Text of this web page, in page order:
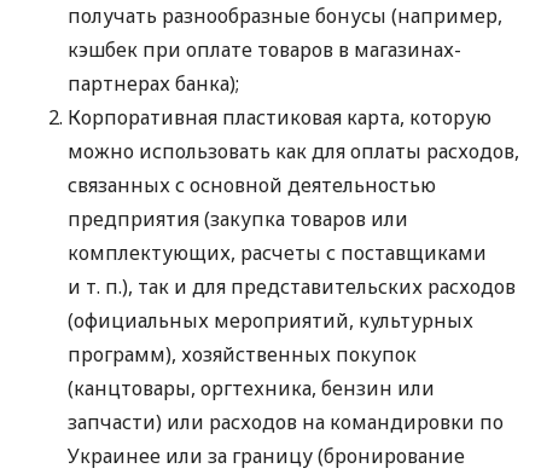
получать разнообразные бонусы (например,
кэшбек при оплате товаров в магазинах-
партнерах банка);
Корпоративная пластиковая карта, которую
можно использовать как для оплаты расходов,
связанных с основной деятельностью
предприятия (закупка товаров или
комплектующих, расчеты с поставщиками
и т. п.), так и для представительских расходов
(официальных мероприятий, культурных
программ), хозяйственных покупок
(канцтовары, оргтехника, бензин или
запчасти) или расходов на командировки по
Украинее или за границу (бронирование